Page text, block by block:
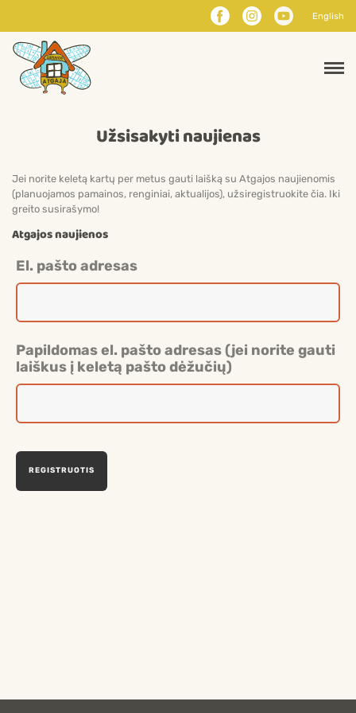
English
Užsisakyti naujienas
Jei norite keletą kartų per metus gauti laišką su Atgajos naujienomis
(planuojamos pamainos, renginiai, aktualijos), užsiregistruokite čia. Iki
greito susirašymo!
Atgajos naujienos
El. pašto adresas
Papildomas el. pašto adresas (jei norite gauti
laiškus į keletą pašto dėžučių)